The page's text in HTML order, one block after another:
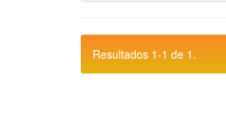
Resultados 1-1 de 1.